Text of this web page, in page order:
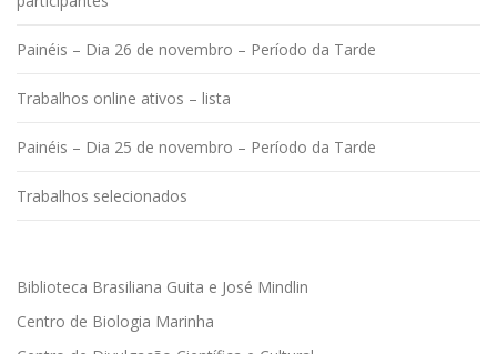
Painéis – Dia 26 de novembro – Período da Tarde
Trabalhos online ativos – lista
Painéis – Dia 25 de novembro – Período da Tarde
Trabalhos selecionados
Biblioteca Brasiliana Guita e José Mindlin
Centro de Biologia Marinha